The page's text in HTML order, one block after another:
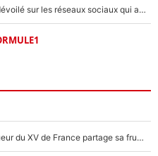
Lewis Hamilton : Le talent inattendu dévoilé sur les réseaux sociaux qui a impressionné Kim Kardashian pendant leurs vacances en amoureux !
Mis de côté par Fabien Galthié, un joueur du XV de France partage sa frustration : «ils ne me l’ont pas dit tout de suite»